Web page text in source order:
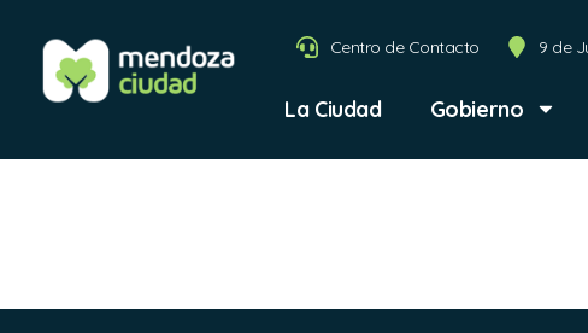
Centro de Contacto 9 de
La Ciudad Gobierno